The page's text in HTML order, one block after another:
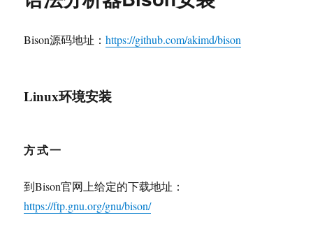
Bison源码地址：https://github.com/akimd/bison
Linux环境安装
方式一
到Bison官网上给定的下载地址：
https://ftp.gnu.org/gnu/bison/